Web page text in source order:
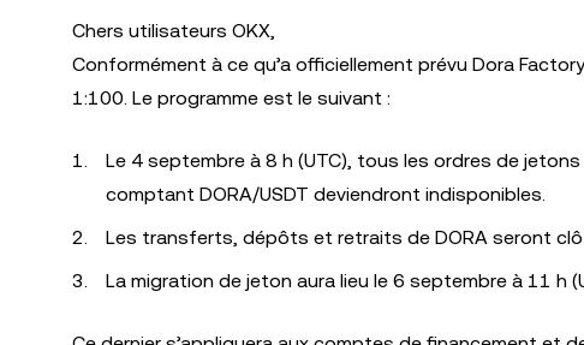
Chers utilisateurs OKX,
Conformément à ce qu’a officiellement prévu Dora
1:100. Le programme est le suivant :
Le 4 septembre à 8 h (UTC), tous les ordres de
comptant DORA/USDT deviendront indisponibles.
Les transferts, dépôts et retraits de DORA seront
La migration de jeton aura lieu le 6 septembre à 11 h